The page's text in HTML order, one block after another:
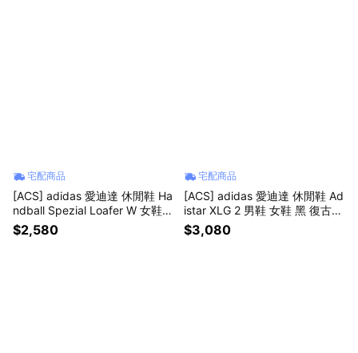
宅配商品
[ACS] adidas 愛迪達 休閒鞋 Ha
ndball Spezial Loafer W 女鞋
紅 麂皮 樂福鞋 KK2780
$2,580
宅配商品
[ACS] adidas 愛迪達 休閒鞋 Ad
istar XLG 2 男鞋 女鞋 黑 復古
老爹鞋 HQ7555
$3,080